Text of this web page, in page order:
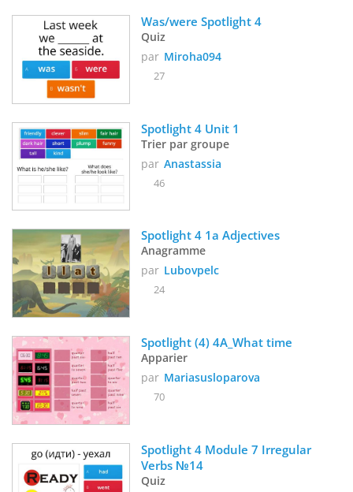
Was/were Spotlight 4
Quiz
par Miroha094
27
Spotlight 4 Unit 1
Trier par groupe
par Anastassia
46
Spotlight 4 1a Adjectives
Anagramme
par Lubovpelc
24
Spotlight (4) 4A_What time
Apparier
par Mariasusloparova
70
Spotlight 4 Module 7 Irregular
Verbs №14
Quiz